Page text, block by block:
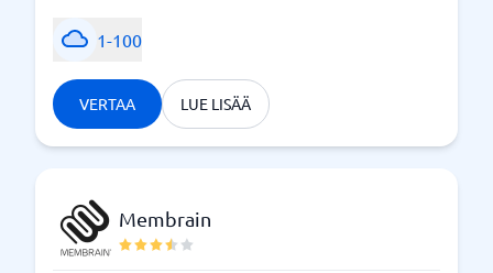
1-100
VERTAA LUE LISÄÄ
Membrain